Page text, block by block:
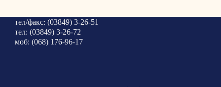
тел/факс: (03849) 3-26-51
тел: (03849) 3-26-72
моб: (068) 176-96-17